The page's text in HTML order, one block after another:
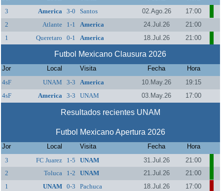
3
America 3-0 Santos 02.Ago.26
17:00
2
Atlante 1-1 America 24.Jul.26
21:00
1
Queretaro 0-1 America 18.Jul.26 21:00
Futbol Mexicano Clausura 2026
Jor Local Visita Fecha
Hora
4sF
UNAM 3-3 America 10.May.26
19:15
4sF
America 3-3 UNAM 03.May.26 17:00
Resultados recientes UNAM
Futbol Mexicano Apertura 2026
Jor Local Visita Fecha
Hora
3
FC Juarez 1-5 UNAM 31.Jul.26
21:00
2
Toluca 1-2 UNAM 21.Jul.26
21:00
1
UNAM 0-3 Pachuca 18.Jul.26 17:00